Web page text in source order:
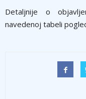
Detaljnije o
navedenoj tabeli